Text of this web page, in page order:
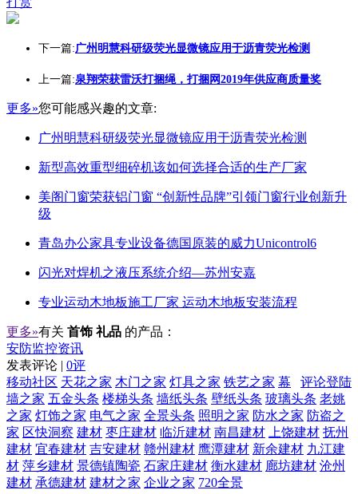
下一篇:广州明慧科研级荧光显微镜应用于沥青荧光检测
上一篇:泉翔荣获雷沃打捆绳，打捆网2019年供应商质量奖
更多»您可能感兴趣的文章:
广州明慧科研级荧光显微镜应用于沥青荧光检测
新型高效重型细碎机该如何选择合适的生产厂家
美阁门窗荣获铝门窗 “创新性品牌”引领门窗行业创新升
级
青岛办公家具专业设备德国原装的威力Unicontrol6
闪光对焊机之液压系统介绍—苏州安嘉
专业运动木地板施工厂家 运动木地板安装流程
更多»有关 首饰 礼品 的产品：
安防监控资讯
发表评论 | 0评
评论登陆
移动社区 天花之家 木门之家 灯具之家 铁艺之家 幕
墙之家 五金头条 楼梯头条 墙纸头条 壁纸头条 玻璃头条 老姚
之家 灯饰之家 电气之家 全景头条 照明之家 防水之家 防盗之
家 区快洞察 建材 枣庄建材 临沂建材 南昌建材 上饶建材 抚州
建材 宜春建材 吉安建材 赣州建材 鹰潭建材 新余建材 九江建
材 萍乡建材 景德镇陶瓷 石家庄建材 衡水建材 廊坊建材 沧州
建材 承德建材 建材之家 企业之家 720全景